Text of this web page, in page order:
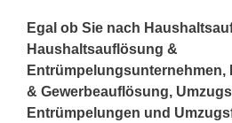
Egal ob Sie nach
Haushaltsauflösung &
& Gewerbeauflösung,
Entrümpelungen und